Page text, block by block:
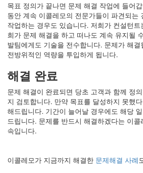
목표 정의가 끝나면 문제 해결 작업에 들어
동안 계속 이콜레모의 전문가들이 파견되는
작업하는 경우도 있습니다. 저희가 컨설턴
희가 문제 해결을 하고 떠나도 계속 유지될
발팀에게도 기술을 전수합니다. 문제가 해
전방위적인 역량을 투입하게 됩니다.
해결 완료
문제 해결이 완료되면 당초 고객과 함께 정
지 검토합니다. 만약 목표를 달성하지 못했
해드립니다. 기간이 늘어날 경우에도 해당
드립니다. 문제를 반드시 해결하겠다는 이
속입니다.
이콜레모가 지금까지 해결한 문제해결 사례